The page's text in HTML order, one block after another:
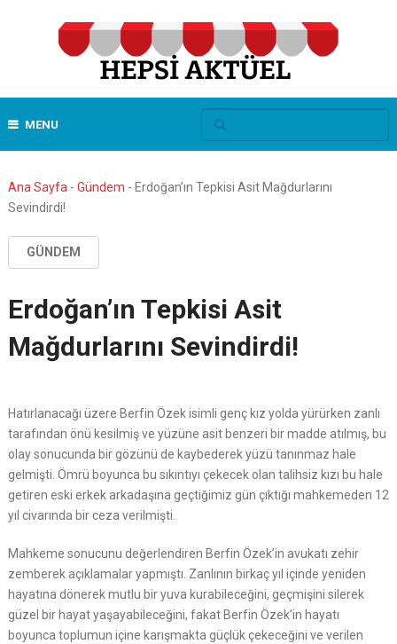
MENU
Ana Sayfa - Gündem - Erdoğan’ın Tepkisi Asit Mağdurlarını
Sevindirdi!
GÜNDEM
Erdoğan’ın Tepkisi Asit
Mağdurlarını Sevindirdi!
Hatırlanacağı üzere Berfin Özek isimli genç kız yolda yürürken zanlı
tarafından önü kesilmiş ve yüzüne asit benzeri bir madde atılmış, bu
olay sonucunda bir gözünü de kaybederek yüzü tanınmaz hale
gelmişti. Ömrü boyunca bu sıkıntıyı çekecek olan talihsiz kızı bu hale
getiren eski erkek arkadaşına geçtiğimiz gün çıktığı mahkemeden 12
yıl civarında bir ceza verilmişti.
Mahkeme sonucunu değerlendiren Berfin Özek’in avukatı zehir
zemberek açıklamalar yapmıştı. Zanlının birkaç yıl içinde yeniden
hayatına dönerek mutlu bir yuva kurabileceğini, geçmişini silerek
güzel bir hayat yaşayabileceğini, fakat Berfin Özek’in hayatı
boyunca toplumun içine karışmakta güçlük çekeceğini ve verilen